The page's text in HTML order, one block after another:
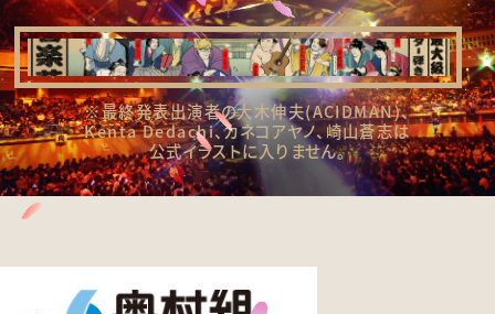
※最終発表出演者の大木伸夫(ACIDMAN)、
Kenta Dedachi、カネコアヤノ、崎山蒼志は
公式イラストに入りません。